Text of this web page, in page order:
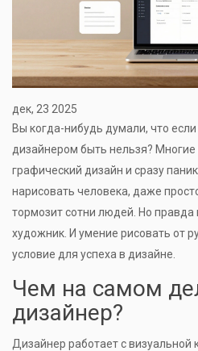
дек, 23 2025
Вы когда-нибудь думали, что
дизайнером быть нельзя?
графический дизайн и сразу
нарисовать человека, даже
тормозит сотни людей. Но правда
художник. И умение рисовать от
условие для успеха в дизайне.
Чем на самом
дизайнер?
Дизайнер работает с визуальной